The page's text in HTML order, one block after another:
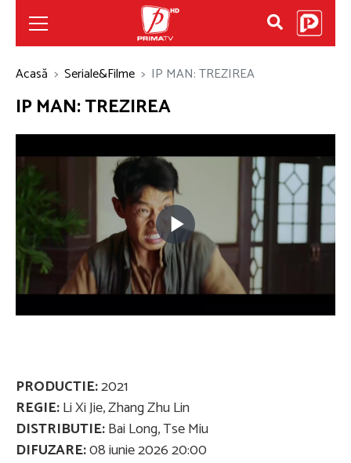
Acasă Seriale&Filme IP MAN: TREZIREA
IP MAN: TREZIREA
Play
Video
PRODUCTIE:2021
REGIE:Li Xi Jie, Zhang Zhu Lin
DISTRIBUTIE:Bai Long, Tse Miu
DIFUZARE:08 iunie 2026 20:00